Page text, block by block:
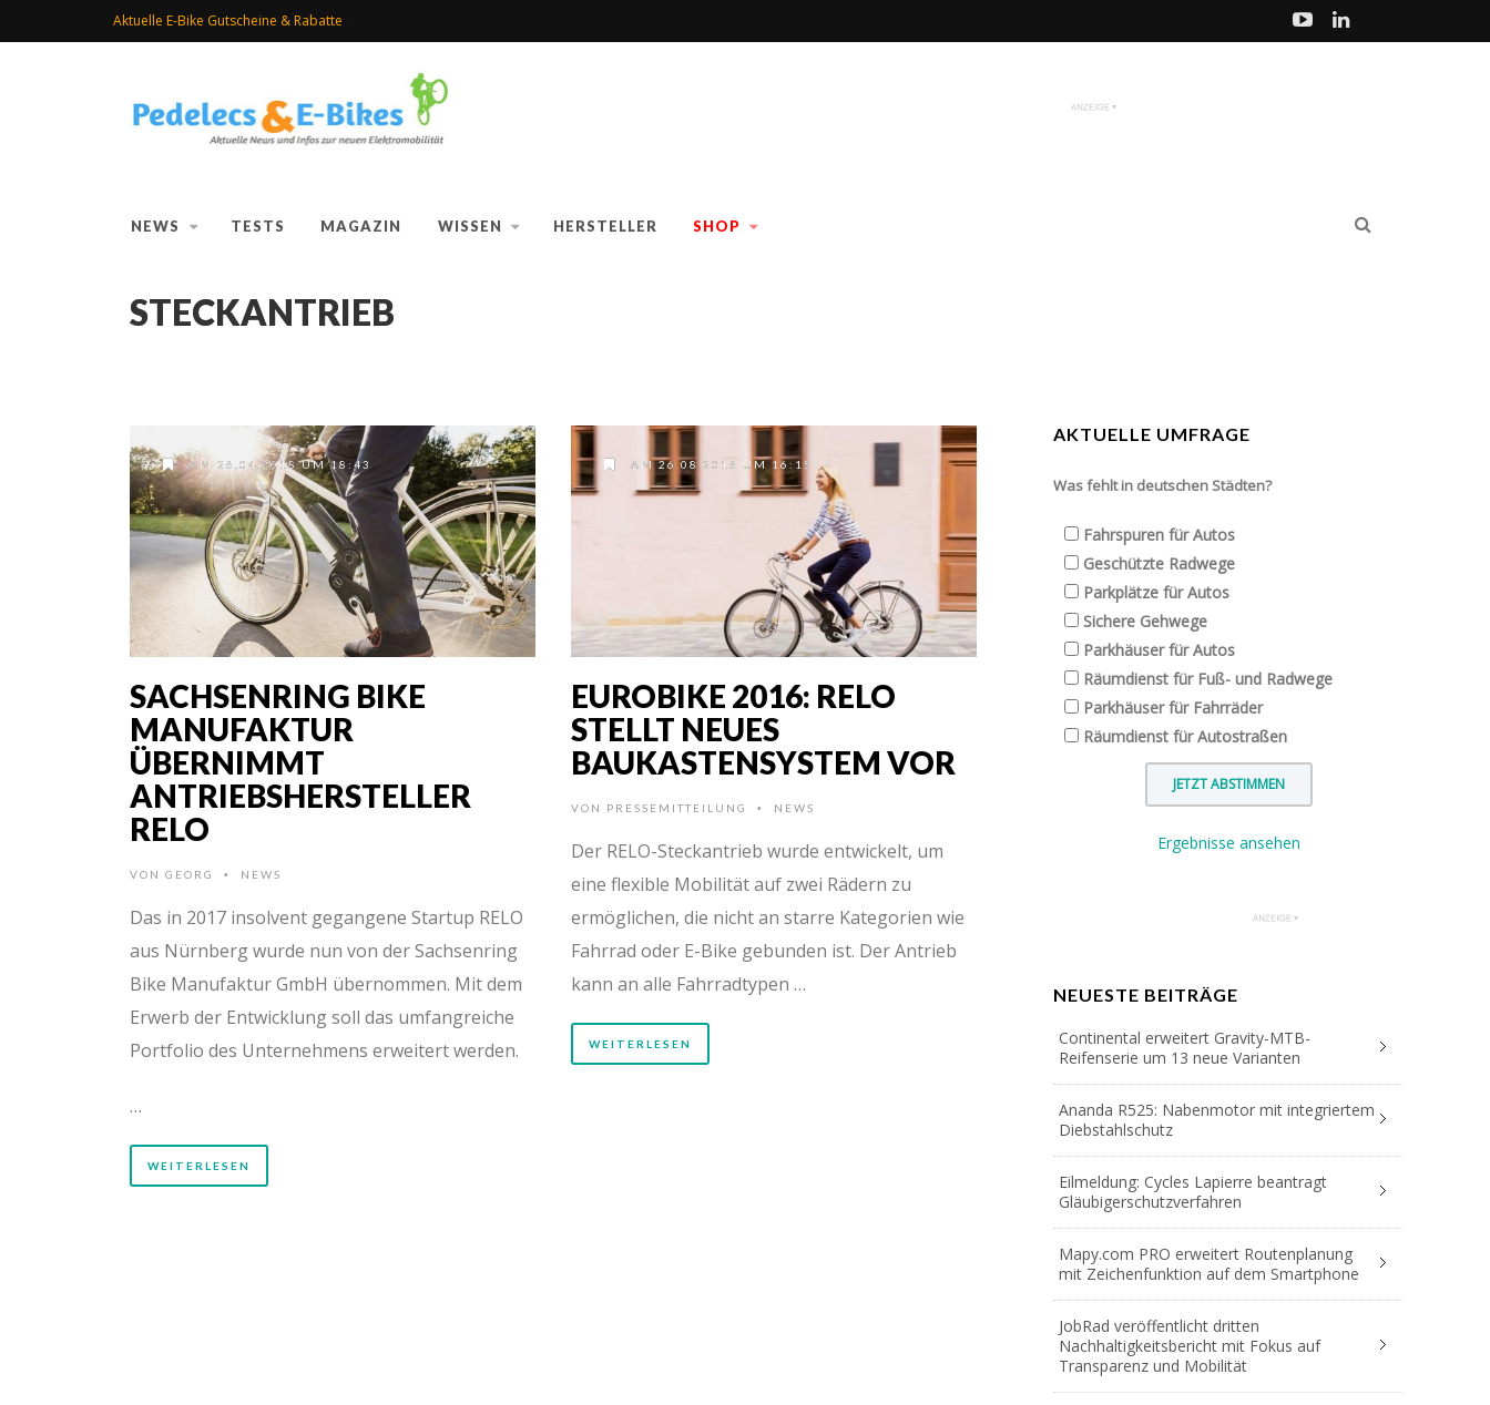
Aktuelle E-Bike Gutscheine & Rabatte
NEWS TESTS MAGAZIN WISSEN HERSTELLER SHOP
STECKANTRIEB
AM 26.04.2018 UM 18:43
SACHSENRING BIKE
MANUFAKTUR
ÜBERNIMMT
ANTRIEBSHERSTELLER
RELO
VON GEORG • NEWS
Das in 2017 insolvent gegangene Startup RELO
aus Nürnberg wurde nun von der Sachsenring
Bike Manufaktur GmbH übernommen. Mit dem
Erwerb der Entwicklung soll das umfangreiche
Portfolio des Unternehmens erweitert werden.
…
WEITERLESEN
AM 26.08.2016 UM 16:15
EUROBIKE 2016: RELO
STELLT NEUES
BAUKASTENSYSTEM VOR
VON PRESSEMITTEILUNG • NEWS
Der RELO-Steckantrieb wurde entwickelt, um
eine flexible Mobilität auf zwei Rädern zu
ermöglichen, die nicht an starre Kategorien wie
Fahrrad oder E-Bike gebunden ist. Der Antrieb
kann an alle Fahrradtypen …
WEITERLESEN
AKTUELLE UMFRAGE
Was fehlt in deutschen Städten?
Fahrspuren für Autos
Geschützte Radwege
Parkplätze für Autos
Sichere Gehwege
Parkhäuser für Autos
Räumdienst für Fuß- und Radwege
Parkhäuser für Fahrräder
Räumdienst für Autostraßen
Ergebnisse ansehen
NEUESTE BEITRÄGE
Continental erweitert Gravity-MTB-
Reifenserie um 13 neue Varianten
Ananda R525: Nabenmotor mit integriertem
Diebstahlschutz
Eilmeldung: Cycles Lapierre beantragt
Gläubigerschutzverfahren
Mapy.com PRO erweitert Routenplanung
mit Zeichenfunktion auf dem Smartphone
JobRad veröffentlicht dritten
Nachhaltigkeitsbericht mit Fokus auf
Transparenz und Mobilität